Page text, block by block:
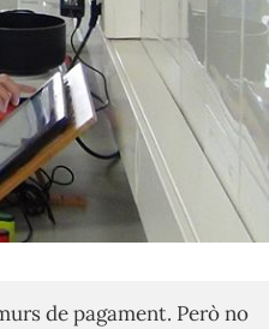
de pagament. Però no